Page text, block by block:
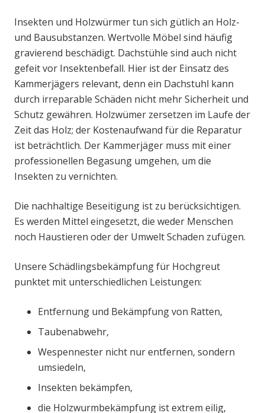
Insekten und Holzwürmer tun sich gütlich an Holz-
und Bausubstanzen. Wertvolle Möbel sind häufig
gravierend beschädigt. Dachstühle sind auch nicht
gefeit vor Insektenbefall. Hier ist der Einsatz des
Kammerjägers relevant, denn ein Dachstuhl kann
durch irreparable Schäden nicht mehr Sicherheit und
Schutz gewähren. Holzwümer zersetzen im Laufe der
Zeit das Holz; der Kostenaufwand für die Reparatur
ist beträchtlich. Der Kammerjäger muss mit einer
professionellen Begasung umgehen, um die
Insekten zu vernichten.
Die nachhaltige Beseitigung ist zu berücksichtigen.
Es werden Mittel eingesetzt, die weder Menschen
noch Haustieren oder der Umwelt Schaden zufügen.
Unsere Schädlingsbekämpfung für Hochgreut
punktet mit unterschiedlichen Leistungen:
Entfernung und Bekämpfung von Ratten,
Taubenabwehr,
Wespennester nicht nur entfernen, sondern
umsiedeln,
Insekten bekämpfen,
die Holzwurmbekämpfung ist extrem eilig,